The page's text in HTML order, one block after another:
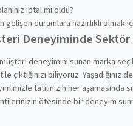
iptal mi oldu?
gelişen durumlara hazırlıklı
Deneyiminde Sektör
deneyimini sunan marka
çıktığınızı biliyoruz.
tatilinizin her aşamasında
ötesinde bir deneyim